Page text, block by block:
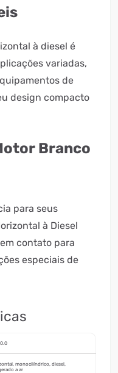
à diesel é
variadas,
de
design compacto
Branco
para seus
à Diesel
contato para
especiais de
monocilíndrico, diesel,
a ar